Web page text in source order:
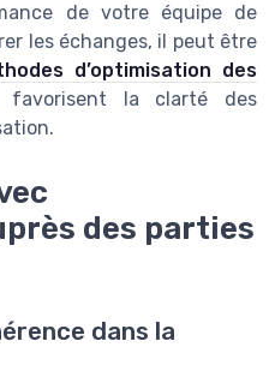
de votre équipe de
les échanges, il peut être
d’optimisation des
la clarté des
des parties
dans la